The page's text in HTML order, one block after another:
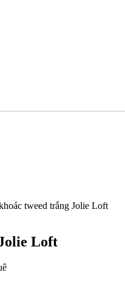
tweed trắng Jolie Loft
Loft